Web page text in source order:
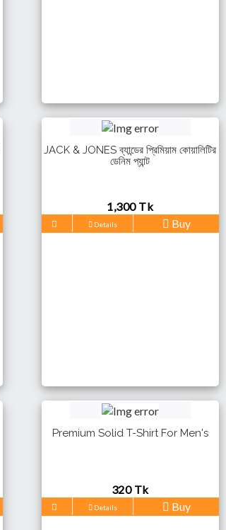
JACK & JONES ব্যান্ডের প্রিমিয়াম কোয়ালিটির
ডেনিম প্যান্ট
1,300 Tk
Details Buy
Premium Solid T-Shirt For Men's
320 Tk
Details Buy